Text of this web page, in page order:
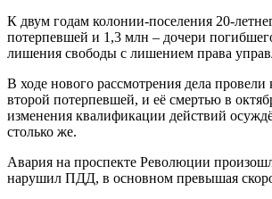
К двум годам колонии-поселения 20-
потерпевшей и 1,3 млн – дочери
лишения свободы с лишением права
В ходе нового рассмотрения дела
второй потерпевшей, и её смертью в
изменения квалификации действий
столько же.
Авария на проспекте Революции
нарушил ПДД, в основном превышая